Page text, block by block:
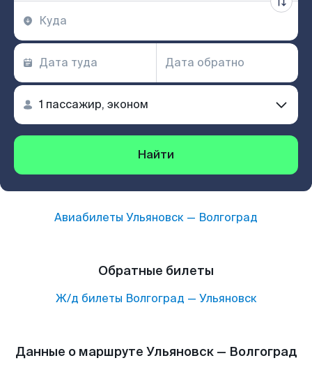
Найти
Авиабилеты Ульяновск — Волгоград
Обратные билеты
Ж/д билеты Волгоград — Ульяновск
Данные о маршруте Ульяновск — Волгоград